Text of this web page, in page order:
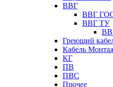
ВВГ
ВВГ
ВВГ ТУ
Греющий
Кабель
КГ
ПВ
ПВС
Прочее